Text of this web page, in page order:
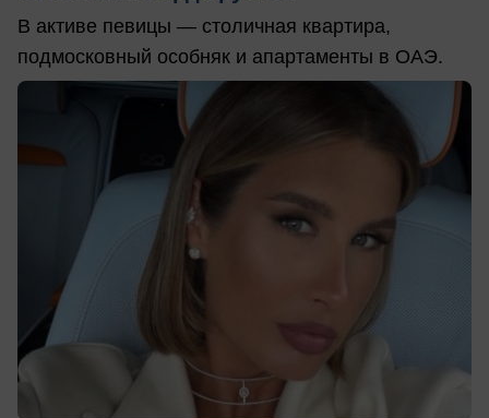
В активе певицы — столичная квартира,
подмосковный особняк и апартаменты в ОАЭ.